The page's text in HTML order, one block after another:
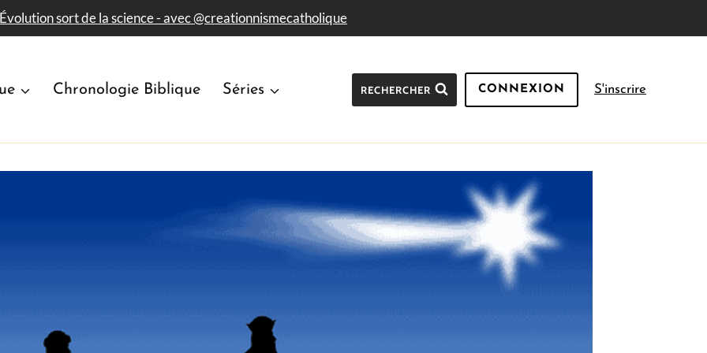
sort de la science - avec​ @creationnismecatholique
Chronologie Biblique Séries RECHERCHER CONNEXION S'inscrire